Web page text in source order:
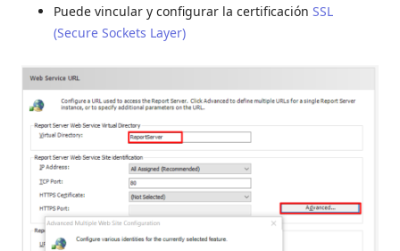
Puede vincular y configurar la certificación SSL
(Secure Sockets Layer)